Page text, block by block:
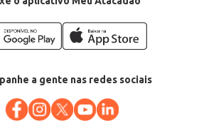
a gente nas redes sociais